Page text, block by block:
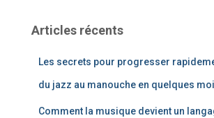
Articles récents
Les secrets pour progresser
du jazz au manouche en quelques
Comment la musique devient un